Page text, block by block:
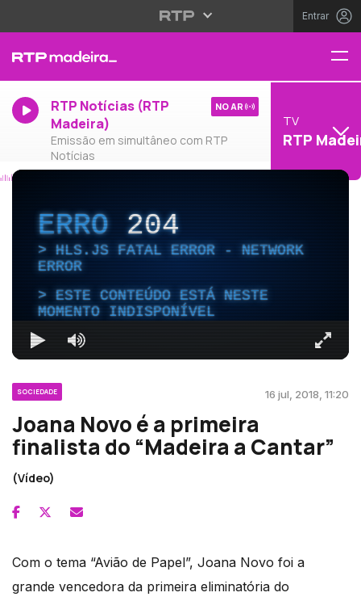
Entrar
RTP Notícias (RTP
Madeira)
Emissão em simultâneo com RTP
Notícias
NO AR
TV
RTP
ERRO204
HLS.JS FATAL ERROR - NETWORK
ERROR
ESTE CONTEÚDO ESTÁ NESTE
MOMENTO INDISPONÍVEL
SOCIEDADE 16 jul, 2018, 11:20
Joana Novo é a primeira
finalista do “Madeira a Cantar”
(Vídeo)
Com o tema “Avião de Papel”, Joana Novo foi a
grande vencedora da primeira eliminatória do